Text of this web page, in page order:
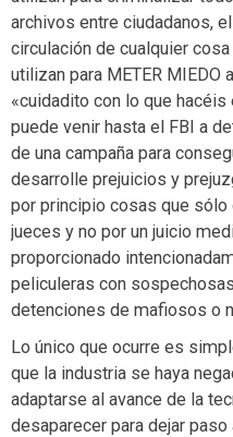
archivos entre ciudadanos,
circulación de cualquier
utilizan para METER MIEDO
«cuidadito con lo que
puede venir hasta el FBI a
de una campaña para
desarrolle prejuicios y
por principio cosas que
jueces y no por un juicio
proporcionado
peliculeras con
detenciones de mafiosos o
Lo único que ocurre es
que la industria se haya
adaptarse al avance de la
desaparecer para dejar